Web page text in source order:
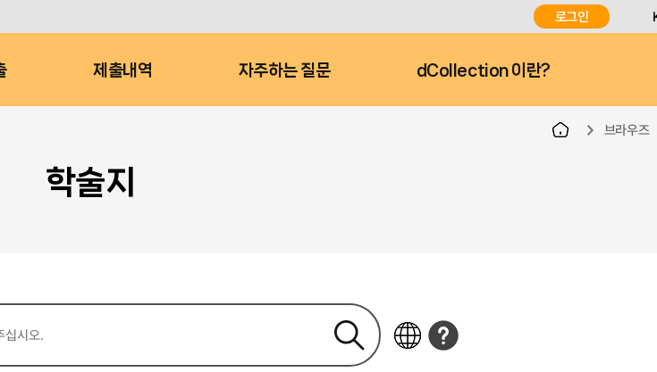
로그인
제출내역 자주하는 질문 dCollection 이란?
브라우즈
학술지